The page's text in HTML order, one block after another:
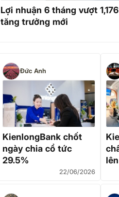
Lợi nhuận 6 tháng vượt
tăng trưởng mới
Đức Anh
KienlongBank chốt
ngày chia cổ tức
29.5%
22/06/2026